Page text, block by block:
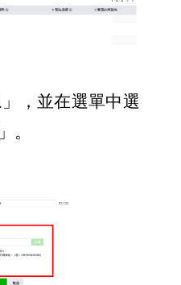
，並在選單中選
。